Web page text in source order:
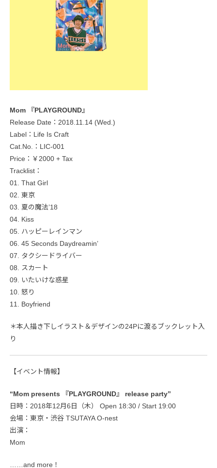
Mom 『PLAYGROUND』
Release Date：2018.11.14 (Wed.)
Label：Life Is Craft
Cat.No.：LIC-001
Price：￥2000 + Tax
Tracklist：
01. That Girl
02. 東京
03. 夏の魔法’18
04. Kiss
05. ハッピーレインマン
06. 45 Seconds Daydreamin’
07. タクシードライバー
08. スカート
09. いたいけな惑星
10. 怒り
11. Boyfriend
＊本人描き下しイラスト＆デザインの24Pに渡るブックレット入
り
【イベント情報】
“Mom presents 『PLAYGROUND』 release party”
日時：2018年12月6日（木） Open 18:30 / Start 19:00
会場：東京・渋谷 TSUTAYA O-nest
出演：
Mom
……and more！